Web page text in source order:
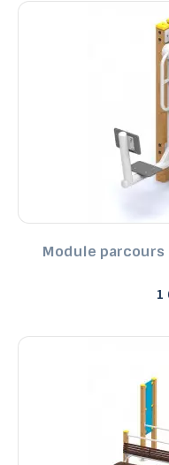
Module
1